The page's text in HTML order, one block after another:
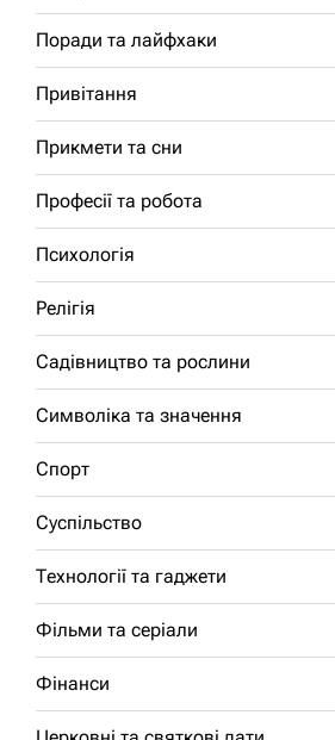
Поради та лайфхаки
Привітання
Прикмети та сни
Професії та робота
Психологія
Релігія
Садівництво та рослини
Символіка та значення
Спорт
Суспільство
Технології та гаджети
Фільми та серіали
Фінанси